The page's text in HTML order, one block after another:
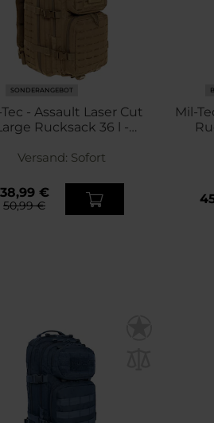
SONDERANGEBOT
- Assault Laser Cut
Rucksack 36 l -
Versand: Sofort
38,99 €
50,99 €
Mil-